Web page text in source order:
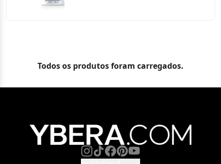
Todos os produtos foram carregados.